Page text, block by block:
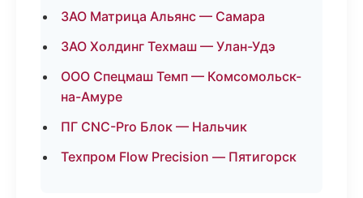
ЗАО Матрица Альянс — Самара
ЗАО Холдинг Техмаш — Улан-Удэ
ООО Спецмаш Темп — Комсомольск-
на-Амуре
ПГ CNC-Pro Блок — Нальчик
Техпром Flow Precision — Пятигорск